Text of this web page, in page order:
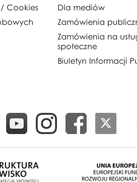
Cookies
Dla mediów
Zamówienia
Zamówienia na
społeczne
Biuletyn Informacji